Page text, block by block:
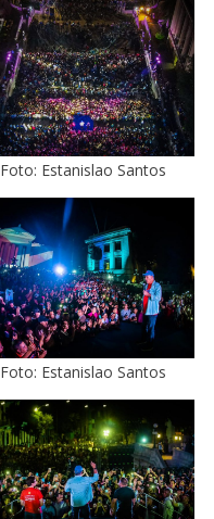
Foto: Estanislao Santos
Foto: Estanislao Santos